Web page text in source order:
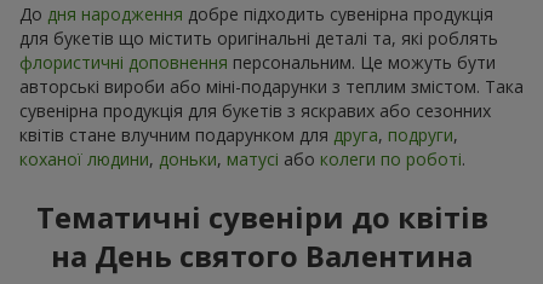
До дня народження добре підходить сувенірна продукція
для букетів що містить оригінальні деталі та, які роблять
флористичні доповнення персональним. Це можуть бути
авторські вироби або міні-подарунки з теплим змістом. Така
сувенірна продукція для букетів з яскравих або сезонних
квітів стане влучним подарунком для друга, подруги,
коханої людини, доньки, матусі або колеги по роботі.
Тематичні сувеніри до квітів
на День святого Валентина